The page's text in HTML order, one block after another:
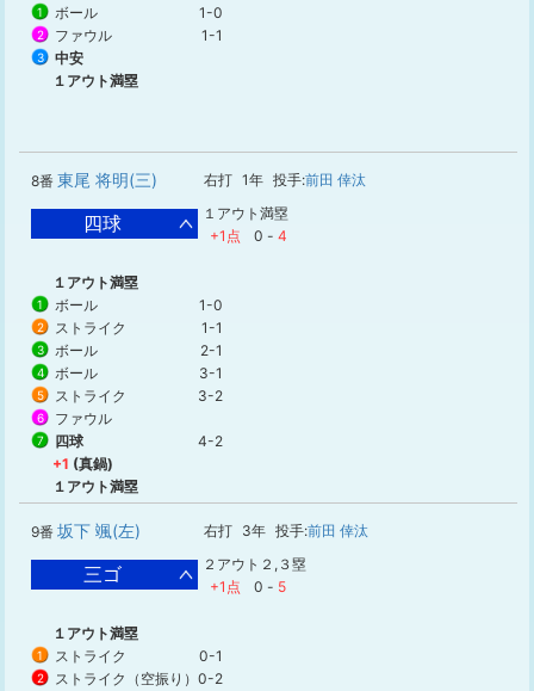
1 ボール 1-0
2 ファウル 1-1
3
中安
１アウト満塁
8番 東尾 将明(三) 右打 1年 投手:前田 倖汰
四球
１アウト満塁
+1点
0 - 4
１アウト満塁
1 ボール 1-0
2 ストライク 1-1
3 ボール 2-1
4 ボール 3-1
5 ストライク 3-2
6 ファウル
7 四球
4-2
+1 (真鍋)
１アウト満塁
9番 坂下 颯(左) 右打 3年 投手:前田 倖汰
三ゴ
２アウト２,３塁
+1点
0 - 5
１アウト満塁
1 ストライク 0-1
2 ストライク（空振り） 0-2